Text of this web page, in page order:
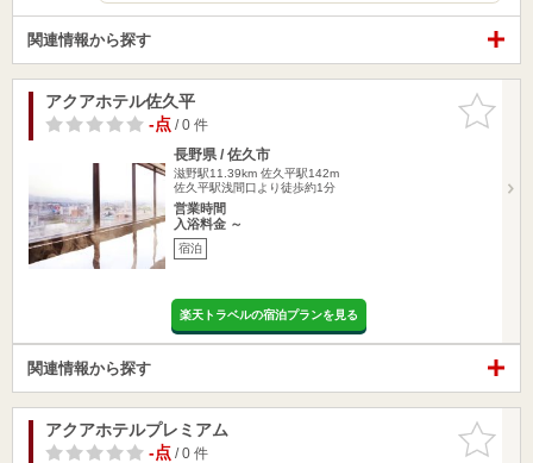
関連情報から探す
お気に入
りに追加
アクアホテル佐久平
-点/ 0 件
長野県 / 佐久市
滋野駅11.39km 佐久平駅142m
佐久平駅浅間口より徒歩約1分
営業時間
入浴料金 ～
宿泊
楽天トラベルの宿泊プランを見る
関連情報から探す
お気に入
りに追加
アクアホテルプレミアム
-点/ 0 件